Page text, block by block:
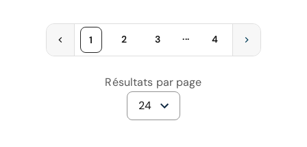
1 2 3 ... 4
Résultats par page
24